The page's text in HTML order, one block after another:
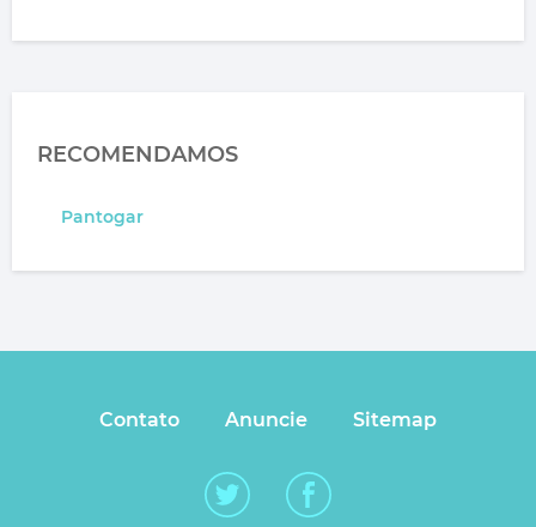
RECOMENDAMOS
Pantogar
Contato Anuncie Sitemap